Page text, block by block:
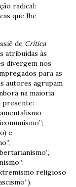
radical:
que lhe
de Crítica
atribuídas às
divergem nos
para as
autores agrupam
na maioria
presente:
e
religioso